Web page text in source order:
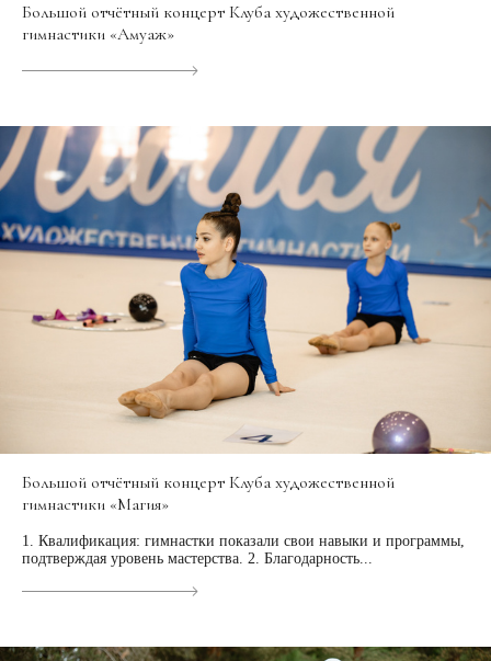
Большой отчётный концерт Клуба художественной
гимнастики «Амуаж»
Большой отчётный концерт Клуба художественной
гимнастики «Магия»
1. Квалификация: гимнастки показали свои навыки и программы,
подтверждая уровень мастерства. 2. Благодарность...